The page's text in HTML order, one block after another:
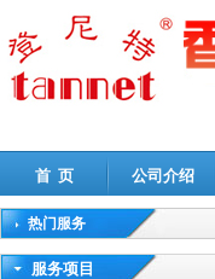
首 页 公司介绍
热门服务
高新技术企业认定审计|企业
服务项目